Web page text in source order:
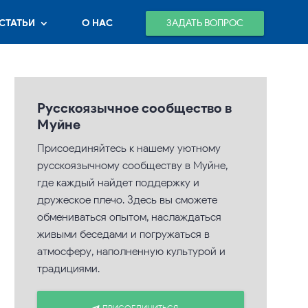
О НАС ЗАДАТЬ ВОПРОС
Русскоязычное сообщество в
Муйне
Присоединяйтесь к нашему уютному
русскоязычному сообществу в Муйне,
где каждый найдет поддержку и
дружеское плечо. Здесь вы сможете
обмениваться опытом, наслаждаться
живыми беседами и погружаться в
атмосферу, наполненную культурой и
традициями.